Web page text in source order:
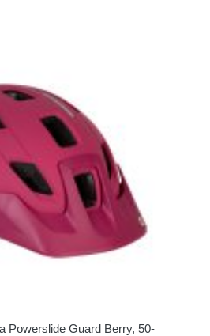
Powerslide Guard Berry, 50-